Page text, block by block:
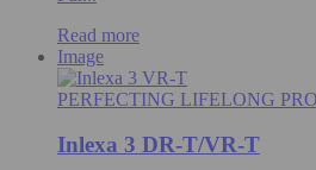
Read more
Image
PERFECTING LIFELONG
Inlexa 3 DR-T/VR-T